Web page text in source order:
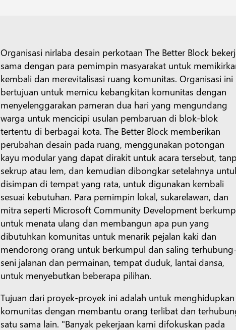
Organisasi nirlaba desain perkotaan The Better Block
sama dengan para pemimpin masyarakat untuk
kembali dan merevitalisasi ruang komunitas. Organisasi ini
bertujuan untuk memicu kebangkitan komunitas dengan
menyelenggarakan pameran dua hari yang mengundang
warga untuk mencicipi usulan pembaruan di blok-blok
tertentu di berbagai kota. The Better Block memberikan
perubahan desain pada ruang, menggunakan potongan
kayu modular yang dapat dirakit untuk acara tersebut,
sekrup atau lem, dan kemudian dibongkar setelahnya
disimpan di tempat yang rata, untuk digunakan kembali
sesuai kebutuhan. Para pemimpin lokal, sukarelawan, dan
mitra seperti Microsoft Community Development
untuk menata ulang dan membangun apa pun yang
dibutuhkan komunitas untuk menarik pejalan kaki dan
mendorong orang untuk berkumpul dan saling
seni jalanan dan permainan, tempat duduk, lantai dansa,
untuk menyebutkan beberapa pilihan.
Tujuan dari proyek-proyek ini adalah untuk menghidupkan
komunitas dengan membantu orang terlibat dan
satu sama lain. "Banyak pekerjaan kami difokuskan pada